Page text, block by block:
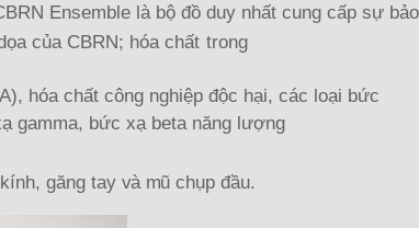
Ensemble là bộ đồ duy nhất cung cấp sự bảo
của CBRN; hóa chất trong
hóa chất công nghiệp độc hại, các loại bức
gamma, bức xạ beta năng lượng
găng tay và mũ chụp đầu.